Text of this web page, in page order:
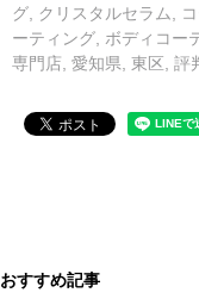
グ, クリスタルセラム,
ーティング, ボディコー
専門店, 愛知県, 東区, 評
おすすめ記事